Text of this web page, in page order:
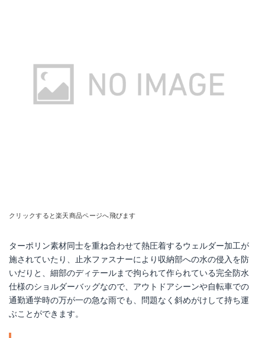
クリックすると楽天商品ページへ飛びます
ターポリン素材同士を重ね合わせて熱圧着するウェルダー加工が
施されていたり、止水ファスナーにより収納部への水の侵入を防
いだりと、細部のディテールまで拘られて作られている完全防水
仕様のショルダーバッグなので、アウトドアシーンや自転車での
通勤通学時の万が一の急な雨でも、問題なく斜めがけして持ち運
ぶことができます。